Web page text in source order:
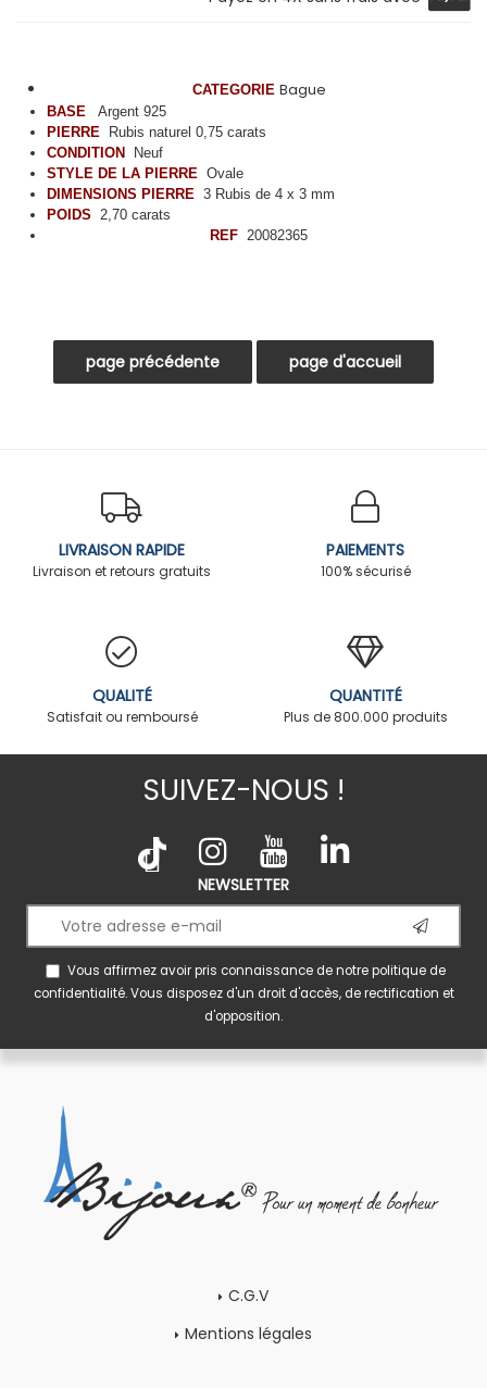
CATEGORIE Bague
BASE Argent 925
PIERRE Rubis naturel 0,75 carats
CONDITION
Neuf
STYLE DE LA PIERRE Ovale
DIMENSIONS PIERRE 3 Rubis de 4 x 3 mm
POIDS 2,70 carats
REF 20082365
LIVRAISON RAPIDE
Livraison et retours gratuits
PAIEMENTS
100% sécurisé
QUALITÉ
Satisfait ou remboursé
QUANTITÉ
Plus de 800.000 produits
SUIVEZ-NOUS !
NEWSLETTER
Vous affirmez avoir pris connaissance de notrepolitique de
confidentialité. Vous disposez d'un droit d'accès, de rectification et
d'opposition.
C.G.V
Mentions légales